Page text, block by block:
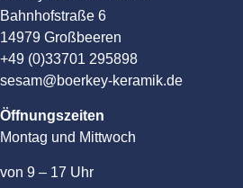
Bahnhofstraße 6
14979 Großbeeren
+49 (0)33701 295898
sesam@boerkey-keramik.de
Öffnungszeiten
Montag und Mittwoch
von 9 – 17 Uhr